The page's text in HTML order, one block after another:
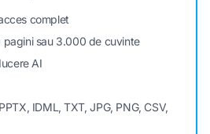
complet
pagini sau 3.000 de cuvinte
AI
IDML, TXT, JPG, PNG, CSV,